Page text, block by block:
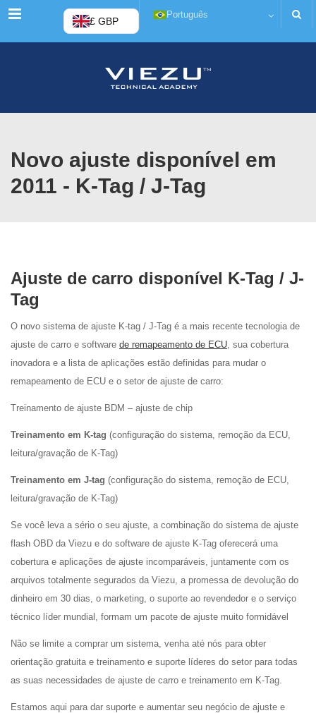
Menu £ GBP
Português
Novo ajuste disponível em
2011 - K-Tag / J-Tag
Ajuste de carro disponível K-Tag / J-
Tag
O novo sistema de ajuste K-tag / J-Tag é a mais recente tecnologia de
ajuste de carro e software de remapeamento de ECU, sua cobertura
inovadora e a lista de aplicações estão definidas para mudar o
remapeamento de ECU e o setor de ajuste de carro:
Treinamento de ajuste BDM – ajuste de chip
Treinamento em K-tag (configuração do sistema, remoção da ECU,
leitura/gravação de K-Tag)
Treinamento em J-tag (configuração do sistema, remoção de ECU,
leitura/gravação de K-Tag)
Se você leva a sério o seu ajuste, a combinação do sistema de ajuste
flash OBD da Viezu e do software de ajuste K-Tag oferecerá uma
cobertura e aplicações de ajuste incomparáveis, juntamente com os
arquivos totalmente segurados da Viezu, a promessa de devolução do
dinheiro em 30 dias, o marketing, o suporte ao revendedor e o serviço
técnico líder mundial, formam um pacote de ajuste muito formidável
Não se limite a comprar um sistema, venha até nós para obter
orientação gratuita e treinamento e suporte líderes do setor para todas
as suas necessidades de ajuste de carro e treinamento em K-Tag.
Estamos aqui para dar suporte e aumentar seu negócio de ajuste e